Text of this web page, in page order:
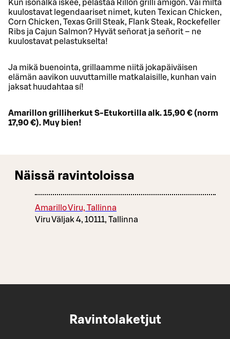
Kun isonälkä iskee, pelastaa Rillon grilli amigon. Vai miltä
kuulostavat legendaariset nimet, kuten Texican Chicken,
Corn Chicken, Texas Grill Steak, Flank Steak, Rockefeller
Ribs ja Cajun Salmon? Hyvät señorat ja señorit – ne
kuulostavat pelastukselta!
Ja mikä buenointa, grillaamme niitä jokapäiväisen
elämän aavikon uuvuttamille matkalaisille, kunhan vain
jaksat huudahtaa sí!
Amarillon grilliherkut S-Etukortilla alk. 15,90 € (norm
17,90 €). Muy bien!
Näissä ravintoloissa
Amarillo Viru, Tallinna
Viru Väljak 4, 10111, Tallinna
Ravintolaketjut